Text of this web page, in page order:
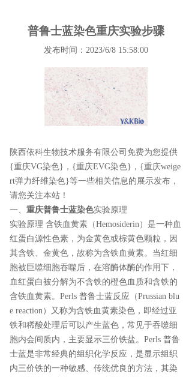
普鲁士蓝染色重庆实验步骤
发布时间：2023/6/8 15:58:00
陕西依科生物技术服务有限公司免费为您提供
{重庆VG染色} ，{重庆EVG染色}，{重庆weige
rt弹力纤维染色}等一些相关信息的展示发布，
请您关注本站！
一、 重庆普鲁士蓝染色实验原理
实验原理 含铁血黄素（Hemosiderin）是一种血
红蛋白源性色素，为金黄色或棕黄色颗粒，因
其含铁、金黄色，故称为含铁血黄素。当红细
胞被巨噬细胞吞噬后，在溶酶体酶的作用下，
血红蛋白被分解为不含铁的橙色血质和含铁的
含铁血黄素。Perls 普鲁士蓝反应（Prussian blu
e reaction）又称为含铁血黄素染色，即经过亚
铁和稀酸处理后可以产生蓝色，常见于吞噬细
胞内会间质内，主要显示三价铁盐。Perls 普鲁
士蓝是非常经典的组织化学反应，是显示组织
内三价铁的一种敏感、传统优良的方法，其染